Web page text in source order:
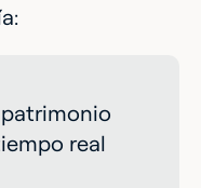
real